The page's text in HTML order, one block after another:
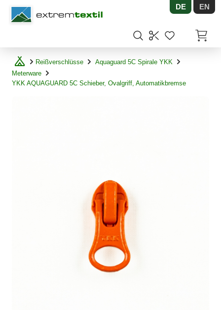
Shopware DE EN
Reißverschlüsse
Aquaguard 5C Spirale YKK
Meterware
YKK AQUAGUARD 5C Schieber, Ovalgriff, Automatikbremse